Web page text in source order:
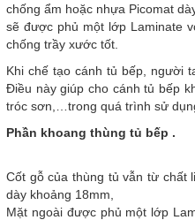
chống ẩm hoặc nhựa Picomat
sẽ được phủ một lớp Laminate
chống trầy xước tốt.
Khi chế tạo cánh tủ bếp, người
Điều này giúp cho cánh tủ bếp
tróc sơn,…trong quá trình sử
Phần khoang thùng tủ bếp .
Cốt gỗ của thùng tủ vẫn từ chất
dày khoảng 18mm,
Mặt ngoài được phủ một lớp